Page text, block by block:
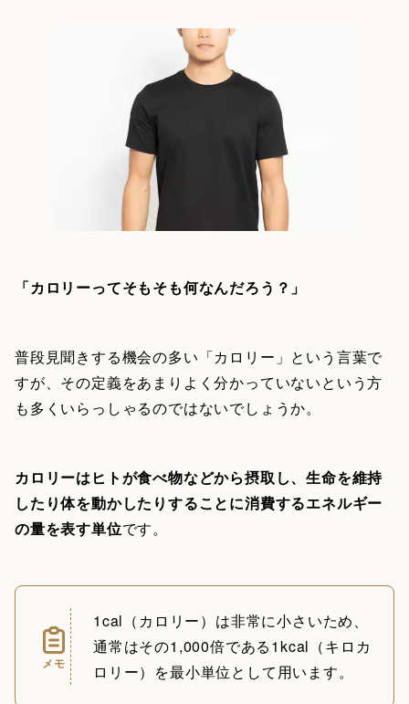
「カロリーってそもそも何なんだろう？」
普段見聞きする機会の多い「カロリー」という言葉で
すが、その定義をあまりよく分かっていないという方
も多くいらっしゃるのではないでしょうか。
カロリーはヒトが食べ物などから摂取し、生命を維持
したり体を動かしたりすることに消費するエネルギー
の量を表す単位です。
メモ
1cal（カロリー）は非常に小さいため、
通常はその1,000倍である1kcal（キロカ
ロリー）を最小単位として用います。